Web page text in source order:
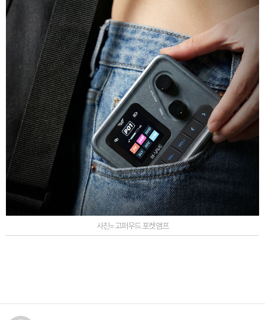
사진=고퍼우드 포켓앰프